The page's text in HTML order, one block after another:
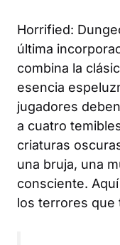
Horrified:
última
combina la
esencia
jugadores
a cuatro
criaturas
una bruja, una
consciente.
los terrores que